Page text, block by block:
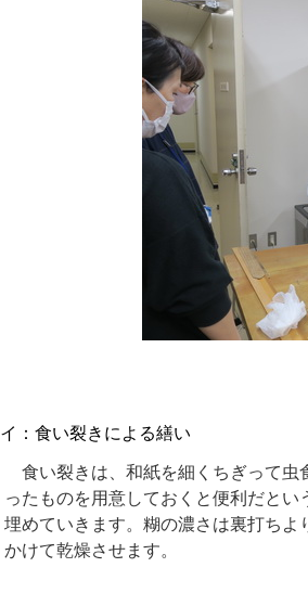
イ：食い裂きによる繕い
食い裂きは、和紙を細くちぎって虫
ったものを用意しておくと便利だと
埋めていきます。糊の濃さは裏打ち
かけて乾燥させます。